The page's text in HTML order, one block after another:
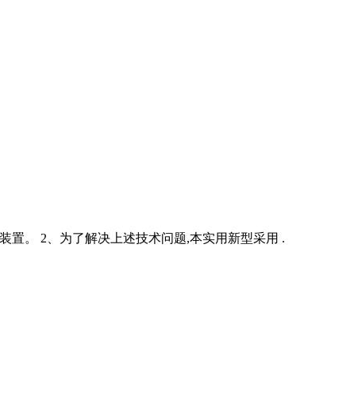
置。 2、为了解决上述技术问题,本实用新型采用 .